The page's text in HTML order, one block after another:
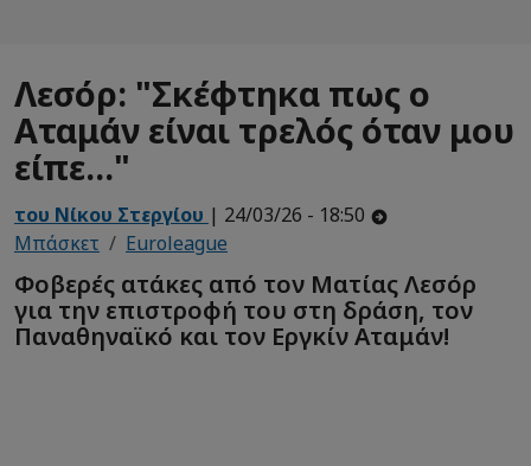
Λεσόρ: "Σκέφτηκα πως ο
Αταμάν είναι τρελός όταν μου
είπε..."
του Νίκου Στεργίου | 24/03/26 - 18:50
Μπάσκετ
Euroleague
Φοβερές ατάκες από τον Ματίας Λεσόρ
για την επιστροφή του στη δράση, τον
Παναθηναϊκό και τον Εργκίν Αταμάν!